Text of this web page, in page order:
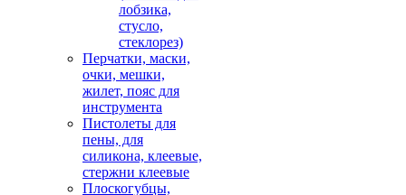
лобзика,
стусло,
стеклорез)
Перчатки, маски,
очки, мешки,
жилет, пояс для
инструмента
Пистолеты для
пены, для
силикона, клеевые,
стержни клеевые
Плоскогубцы,